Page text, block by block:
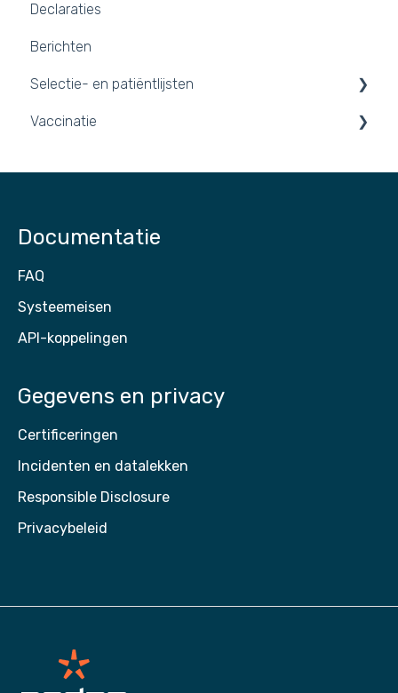
Werklijst
Inloggen en tegel kiezen
2FA inschakelen
Portalen
Integraties
Declaraties
Berichten
Selectie- en patiëntlijsten
Patiëntlijsten
Vaccinatie
Documentatie
FAQ
Systeemeisen
API-koppelingen
Gegevens en privacy
Certificeringen
Incidenten en datalekken
Responsible Disclosure
Privacybeleid